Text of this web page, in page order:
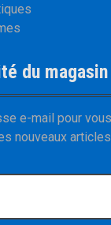
du magasin
e-mail pour
nouveaux